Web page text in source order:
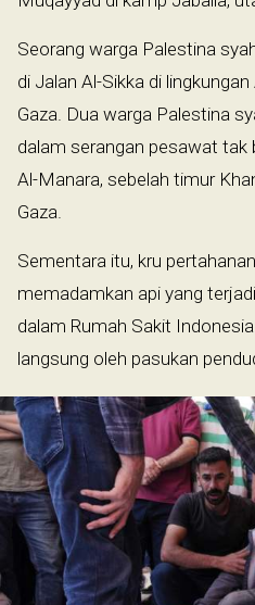
Seorang warga Palestina
di Jalan Al-Sikka di
Gaza. Dua warga Palestina
dalam serangan pesawat tak
Al-Manara, sebelah timur
Gaza.
Sementara itu, kru
memadamkan api yang
dalam Rumah Sakit
langsung oleh pasukan